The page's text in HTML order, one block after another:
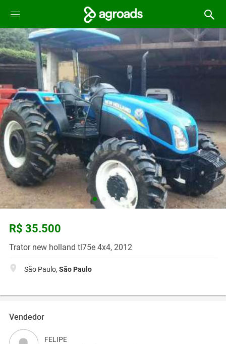
R$ 35.500
Trator new holland tl75e 4x4, 2012
São Paulo, São Paulo
Vendedor
FELIPE